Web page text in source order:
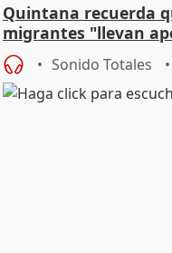
Quintana recuerda
migrantes "llevan
central
Sonido Totales